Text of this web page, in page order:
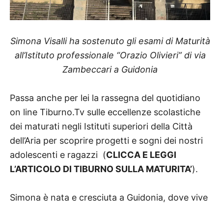
Simona Visalli ha sostenuto gli esami di Maturità
all’Istituto professionale “Orazio Olivieri” di via
Zambeccari a Guidonia
Passa anche per lei la rassegna del quotidiano
on line Tiburno.Tv sulle eccellenze scolastiche
dei maturati negli Istituti superiori della Città
dell’Aria per scoprire progetti e sogni dei nostri
adolescenti e ragazzi (CLICCA E LEGGI
L’ARTICOLO DI TIBURNO SULLA MATURITA’).
Simona è nata e cresciuta a Guidonia, dove vive